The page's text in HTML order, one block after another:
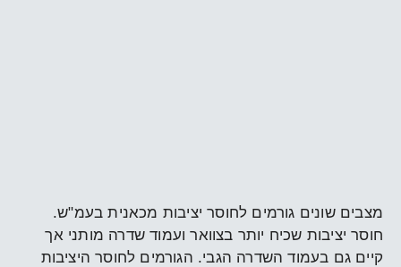
מצבים שונים גורמים לחוסר יציבות מכאנית בעמ"ש.
חוסר יציבות שכיח יותר בצוואר ועמוד שדרה מותני אך
קיים גם בעמוד השדרה הגבי. הגורמים לחוסר היציבות